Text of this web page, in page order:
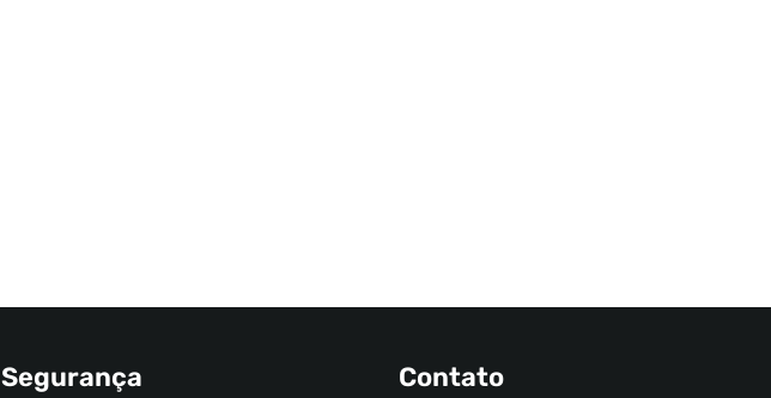
Segurança Contato